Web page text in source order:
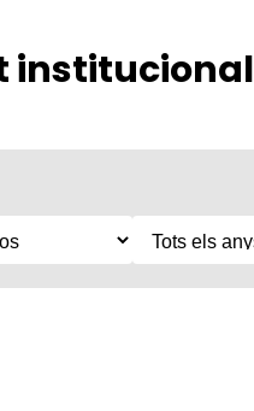
institucional